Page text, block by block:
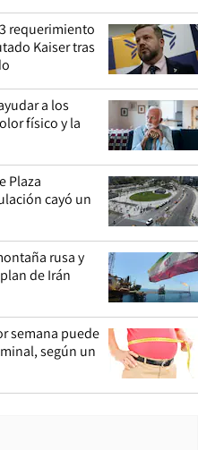
requerimiento
Kaiser tras
a los
físico y la
Plaza
cayó un
rusa y
de Irán
semana puede
según un